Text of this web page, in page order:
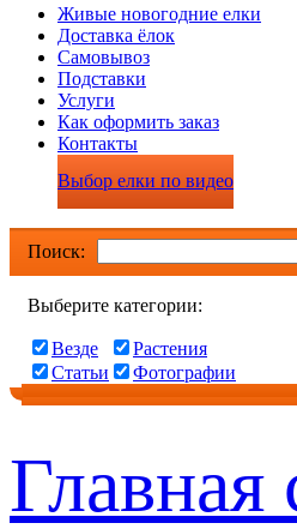
Живые новогодние елки
Доставка ёлок
Самовывоз
Подставки
Услуги
Как оформить заказ
Контакты
Выбор елки по видео
Поиск:
Выберите категории:
Везде
Растения
Статьи
Фотографии
Главная